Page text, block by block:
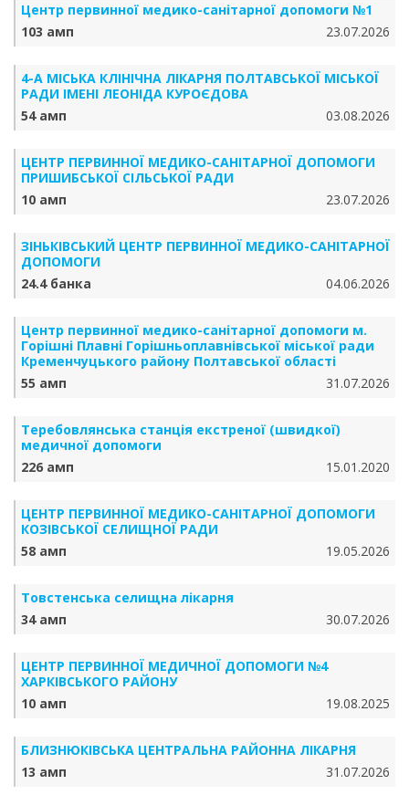
Центр первинної медико-санітарної допомоги №1
103 амп
23.07.2026
4-А МІСЬКА КЛІНІЧНА ЛІКАРНЯ ПОЛТАВСЬКОЇ МІСЬКОЇ
РАДИ ІМЕНІ ЛЕОНІДА КУРОЄДОВА
54 амп
03.08.2026
ЦЕНТР ПЕРВИННОЇ МЕДИКО-САНІТАРНОЇ ДОПОМОГИ
ПРИШИБСЬКОЇ СІЛЬСЬКОЇ РАДИ
10 амп
23.07.2026
ЗІНЬКІВСЬКИЙ ЦЕНТР ПЕРВИННОЇ МЕДИКО-САНІТАРНОЇ
ДОПОМОГИ
24.4 банка
04.06.2026
Центр первинної медико-санітарної допомоги м.
Горішні Плавні Горішньоплавнівської міської ради
Кременчуцького району Полтавської області
55 амп
31.07.2026
Теребовлянська станція екстреної (швидкої)
медичної допомоги
226 амп
15.01.2020
ЦЕНТР ПЕРВИННОЇ МЕДИКО-САНІТАРНОЇ ДОПОМОГИ
КОЗІВСЬКОЇ СЕЛИЩНОЇ РАДИ
58 амп
19.05.2026
Товстенська селищна лікарня
34 амп
30.07.2026
ЦЕНТР ПЕРВИННОЇ МЕДИЧНОЇ ДОПОМОГИ №4
ХАРКІВСЬКОГО РАЙОНУ
10 амп
19.08.2025
БЛИЗНЮКІВСЬКА ЦЕНТРАЛЬНА РАЙОННА ЛІКАРНЯ
13 амп
31.07.2026